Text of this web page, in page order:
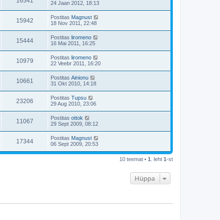
24 Jaan 2012, 18:13
15942 Postitas Magnust
18 Nov 2011, 22:48
15444 Postitas liromeno
16 Mai 2011, 16:25
10979 Postitas liromeno
22 Veebr 2011, 16:20
10661 Postitas Ainionu
31 Okt 2010, 14:18
23206 Postitas Tupsu
29 Aug 2010, 23:06
11067 Postitas ottok
29 Sept 2009, 08:12
17344 Postitas Magnust
06 Sept 2009, 20:53
10 teemat • 1 . leht 1-st
Hüppa